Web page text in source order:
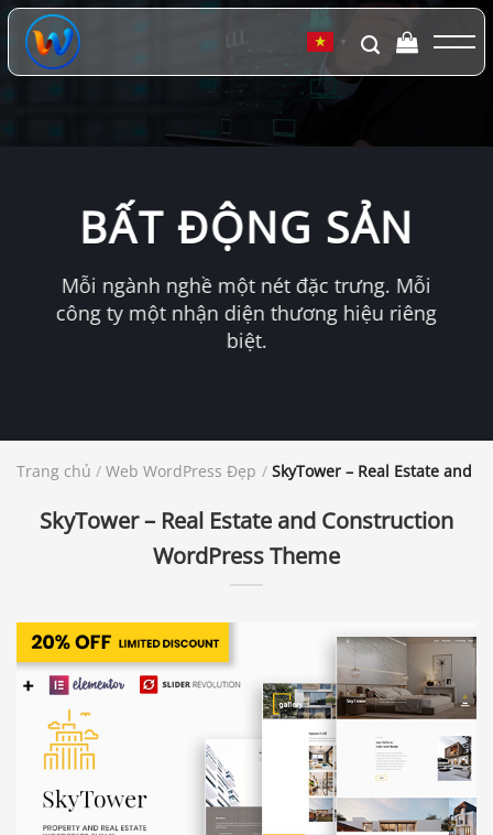
Chuyển
đến
dung
▼
BẤT ĐỘNG SẢN
Mỗi ngành nghề một nét đặc trưng. Mỗi
công ty một nhận diện thương hiệu riêng
biệt.
Trang chủ / Web WordPress Đẹp / SkyTower – Real Estate and
SkyTower – Real Estate and Construction
WordPress Theme